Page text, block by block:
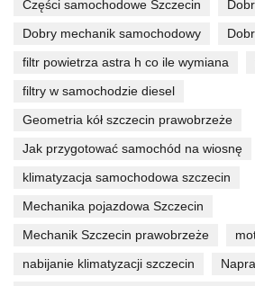
Części samochodowe Szczecin
Dobry mechanik samochodowy
filtr powietrza astra h co ile wymiana
filtry w samochodzie diesel
Geometria kół szczecin prawobrzeże
Jak przygotować samochód na wiosnę
klimatyzacja samochodowa szczecin
Mechanika pojazdowa Szczecin
Mechanik Szczecin prawobrzeże
nabijanie klimatyzacji szczecin